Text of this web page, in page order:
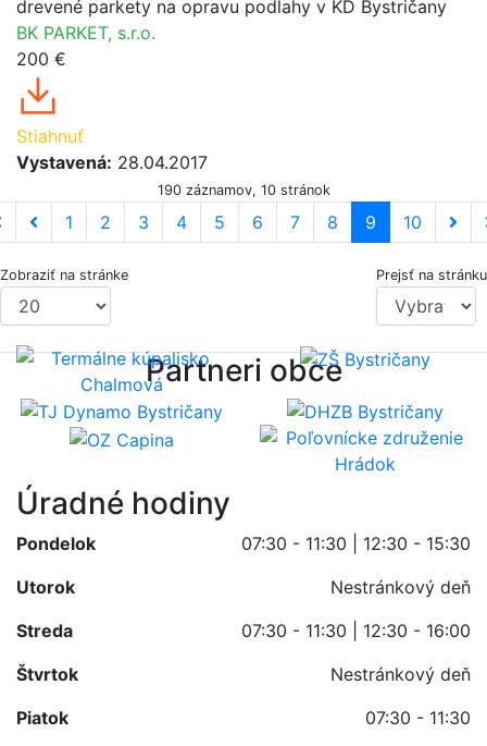
drevené parkety na opravu podlahy v KD Bystričany
BK PARKET, s.r.o.
200 €
Stiahnuť
Vystavená: 28.04.2017
190 záznamov, 10 stránok
1 2 3 4 5 6 7 8 9 10
Zobraziť na stránke Prejsť na stránku
Partneri obce
Úradné hodiny
Pondelok
07:30 - 11:30 | 12:30 - 15:30
Utorok
Nestránkový deň
Streda
07:30 - 11:30 | 12:30 - 16:00
Štvrtok
Nestránkový deň
Piatok
07:30 - 11:30